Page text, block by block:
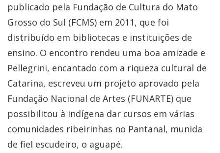
publicado pela Fundação de Cultura do Mato
Grosso do Sul (FCMS) em 2011, que foi
distribuído em bibliotecas e instituições de
ensino. O encontro rendeu uma boa amizade e
Pellegrini, encantado com a riqueza cultural de
Catarina, escreveu um projeto aprovado pela
Fundação Nacional de Artes (FUNARTE) que
possibilitou à indígena dar cursos em várias
comunidades ribeirinhas no Pantanal, munida
de fiel escudeiro, o aguapé.